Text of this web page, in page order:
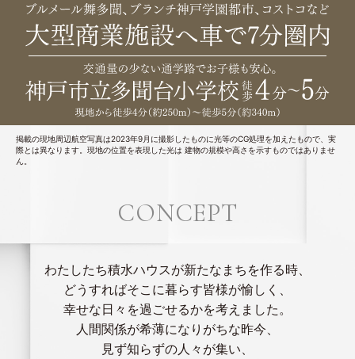
掲載の現地周辺航空写真は2023年9月に撮影したものに光等のCG処理を加えたもので、実
際とは異なります。現地の位置を表現した光は 建物の規模や高さを示すものではありませ
ん。
CONCEPT
わたしたち積水ハウスが新たなまちを作る時、
どうすればそこに暮らす皆様が愉しく、
幸せな日々を過ごせるかを考えました。
人間関係が希薄になりがちな昨今、
見ず知らずの人々が集い、